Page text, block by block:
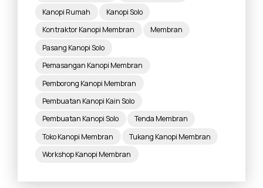
Kanopi Rumah
Kanopi Solo
Kontraktor Kanopi Membran
Membran
Pasang Kanopi Solo
Pemasangan Kanopi Membran
Pemborong Kanopi Membran
Pembuatan Kanopi Kain Solo
Pembuatan Kanopi Solo
Tenda Membran
Toko Kanopi Membran
Tukang Kanopi Membran
Workshop Kanopi Membran